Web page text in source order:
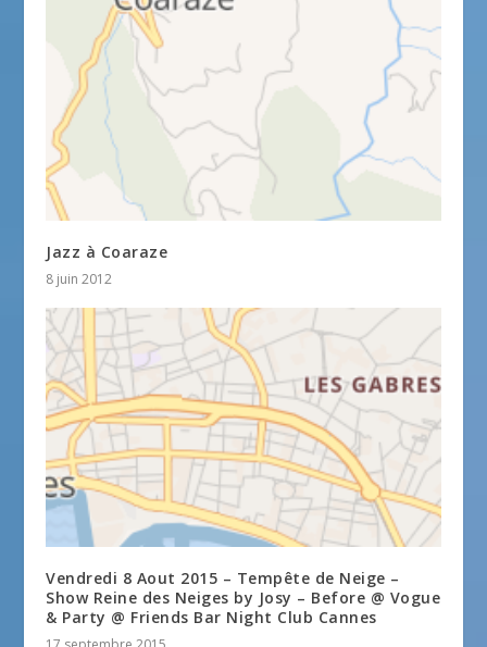
Jazz à Coaraze
8 juin 2012
Vendredi 8 Aout 2015 – Tempête de Neige –
Show Reine des Neiges by Josy – Before @ Vogue
& Party @ Friends Bar Night Club Cannes